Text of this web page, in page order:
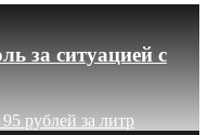
за ситуацией с
рублей за литр